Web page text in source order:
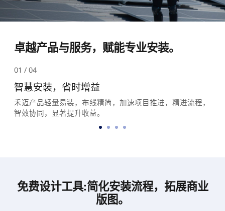
卓越产品与服务，赋能专业安装。
01 / 04
智慧安装，省时增益
禾迈产品轻量易装，布线精简，加速项目推进，精进流程，
智效协同，显著提升收益。
免费设计工具:简化安装流程，拓展商业
版图。